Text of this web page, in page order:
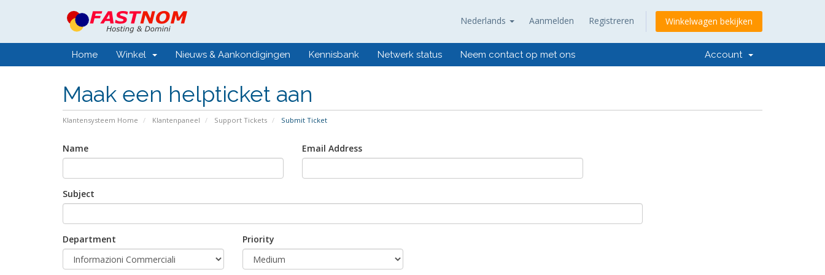
Nederlands Aanmelden Registreren Winkelwagen bekijken
Home Winkel Nieuws & Aankondigingen Kennisbank Netwerk status Neem contact op met ons Account
Maak een helpticket aan
Klantensysteem Home Klantenpaneel Support Tickets Submit Ticket
Name Email Address
Subject
Department Priority